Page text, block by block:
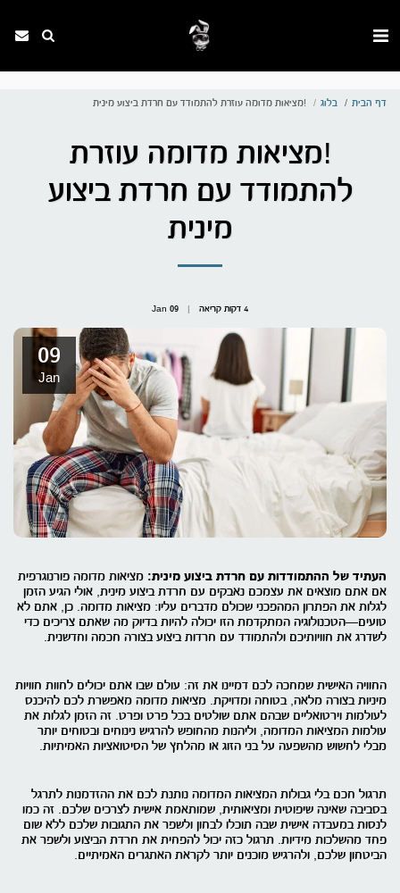
דף הבית בלוג !מציאות מדומה עוזרת להתמודד עם חרדת ביצוע מינית
!מציאות מדומה עוזרת
להתמודד עם חרדת ביצוע
מינית
4 דקות קריאה 09
Jan
09
Jan
העתיד של ההתמודדות עם חרדת ביצוע מינית: מציאות מדומה פורנוגרפית
אם אתם מוצאים את עצמכם נאבקים עם חרדת ביצוע מינית, אולי הגיע הזמן
לגלות את הפתרון המהפכני שכולם מדברים עליו: מציאות מדומה. כן, אתם לא
טועים—הטכנולוגיה המתקדמת הזו יכולה להיות בדיוק מה שאתם צריכים כדי
לשדרג את חוויותיכם ולהתמודד עם חרדות ביצוע בצורה חכמה וחדשנית.
החוויה האישית שמחכה לכם דמיינו את זה: עולם שבו אתם יכולים לחוות חוויות
מיניות בצורה מלאה, בטוחה ומדויקת. מציאות מדומה מאפשרת לכם להיכנס
לעולמות וירטואליים שבהם אתם שולטים בכל פרט ופרט. זה הזמן לגלות את
עולמות המציאות המדומה, וליהנות מהחופש להרגיש נינוחים ובטוחים יותר
מבלי לחשוש מהשפעה על בני הזוג או מהלחץ של הסיטואציות האמיתיות.
תרגול חכם בלי גבולות המציאות המדומה נותנת לכם את ההזדמנות לתרגל
בסביבה שאינה שיפוטית ומציאותית, שמותאמת אישית לצרכים שלכם. זה כמו
לנסות במעבדה אישית שבה תוכלו לבחון ולשפר את התגובות שלכם ללא שום
פחד מהשלכות מידיות. תרגול כזה יכול להפחית את חרדת הביצוע ולשפר את
הביטחון שלכם, ולהרגיש מוכנים יותר לקראת האתגרים האמיתיים.